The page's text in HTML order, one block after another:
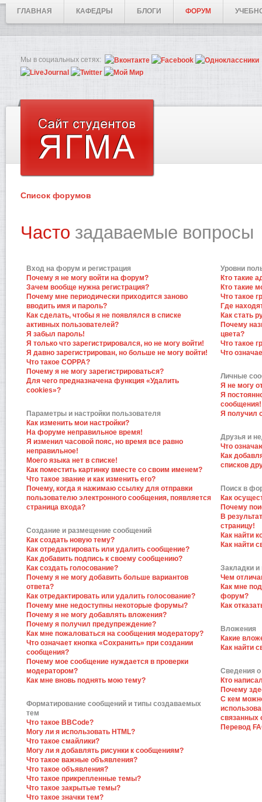
ГЛАВНАЯ КАФЕДРЫ БЛОГИ ФОРУМ
Мы в социальных сетях:
Список форумов
Часто задаваемые вопросы
Вход на форум и регистрация
Почему я не могу войти на форум?
Зачем вообще нужна регистрация?
Почему мне периодически приходится заново
вводить имя и пароль?
Как сделать, чтобы я не появлялся в списке
активных пользователей?
Я забыл пароль!
Я только что зарегистрировался, но не могу войти!
Я давно зарегистрирован, но больше не могу войти!
Что такое COPPA?
Почему я не могу зарегистрироваться?
Для чего предназначена функция «Удалить
cookies»?
Параметры и настройки пользователя
Как изменить мои настройки?
На форуме неправильное время!
Я изменил часовой пояс, но время все равно
неправильное!
Моего языка нет в списке!
Как поместить картинку вместе со своим именем?
Что такое звание и как изменить его?
Почему, когда я нажимаю ссылку для отправки
пользователю электронного сообщения, появляется
страница входа?
Создание и размещение сообщений
Как создать новую тему?
Как отредактировать или удалить сообщение?
Как добавить подпись к своему сообщению?
Как создать голосование?
Почему я не могу добавить больше вариантов
ответа?
Как отредактировать или удалить голосование?
Почему мне недоступны некоторые форумы?
Почему я не могу добавлять вложения?
Почему я получил предупреждение?
Как мне пожаловаться на сообщения модератору?
Что означает кнопка «Сохранить» при создании
сообщения?
Почему мое сообщение нуждается в проверки
модератором?
Как мне вновь поднять мою тему?
Форматирование сообщений и типы создаваемых
тем
Что такое BBCode?
Могу ли я использовать HTML?
Что такое смайлики?
Могу ли я добавлять рисунки к сообщениям?
Что такое важные объявления?
Что такое объявления?
Что такое прикрепленные темы?
Что такое закрытые темы?
Что такое значки тем?
Уровни
Кто такие
Кто такие
Что такое
Где
Как стать
Почему
цвета?
Что такое
Что
Личные
Я не могу
Я
сообщения!
Я получил
Друзья и
Что
Как
списков
Поиск в
Как
Почему
В
страницу!
Как найти
Как найти
Закладки и
Чем
Как мне
форум?
Как
Вложения
Какие
Как найти
Сведения о
Кто
Почему
С кем
связанных
Перевод